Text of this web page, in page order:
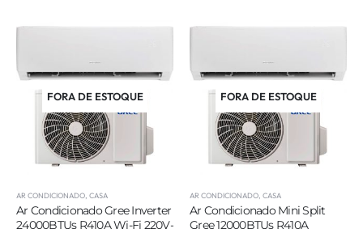
FORA DE ESTOQUE
AR CONDICIONADO CASA
Ar Condicionado Gree Inverter
24000BTUs R410A Wi-Fi 220V-
FORA DE ESTOQUE
AR CONDICIONADO CASA
Ar Condicionado Mini Split
Gree 12000BTUs R410A